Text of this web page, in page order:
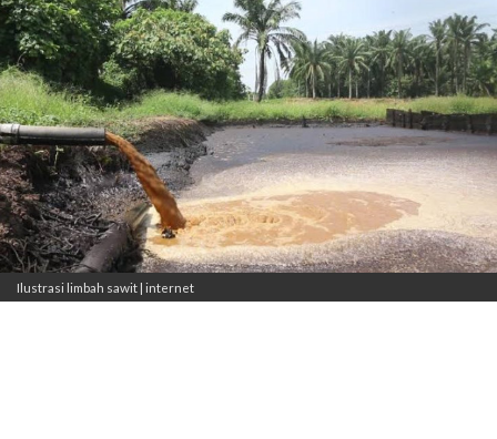
Ilustrasi limbah sawit | internet